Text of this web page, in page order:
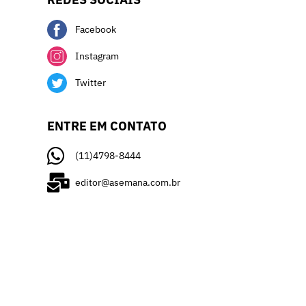
Facebook
Instagram
Twitter
ENTRE EM CONTATO
(11)4798-8444
editor@asemana.com.br